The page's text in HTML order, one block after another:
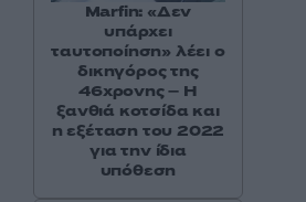
Marfin: «Δεν
υπάρχει
ταυτοποίηση» λέει ο
δικηγόρος της
46χρονης – Η
ξανθιά κοτσίδα και
η εξέταση του 2022
για την ίδια
υπόθεση